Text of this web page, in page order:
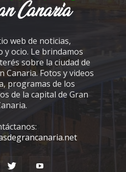
web de noticias,
ocio. Le brindamos
sobre la ciudad de
Canaria. Fotos y videos
programas de los
de la capital de Gran